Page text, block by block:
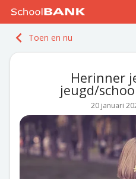
Ga naar de inhoud
Meld je
Toen en nu
Herinner
jeugd/
20 januari